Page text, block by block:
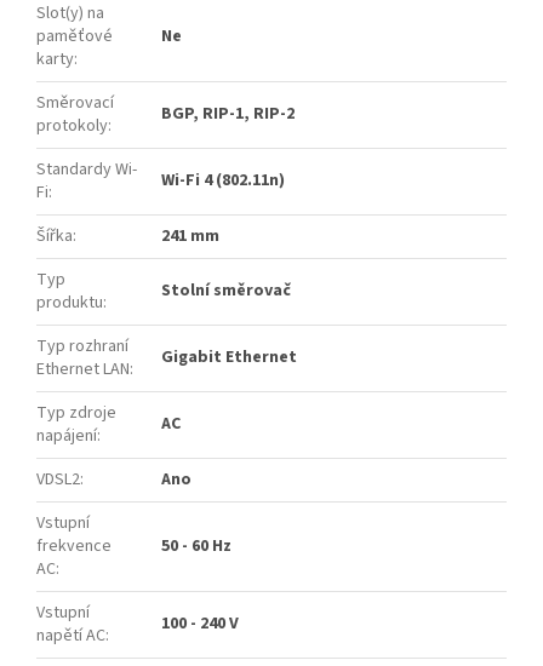
Slot(y) na
paměťové
karty:
Ne
Směrovací
protokoly: BGP, RIP-1, RIP-2
Standardy Wi-
Fi: Wi-Fi 4 (802.11n)
Šířka:
241 mm
Typ
produktu: Stolní směrovač
Typ rozhraní
Ethernet LAN: Gigabit Ethernet
Typ zdroje
napájení: AC
VDSL2:
Ano
Vstupní
frekvence
AC:
50 - 60 Hz
Vstupní
napětí AC: 100 - 240 V